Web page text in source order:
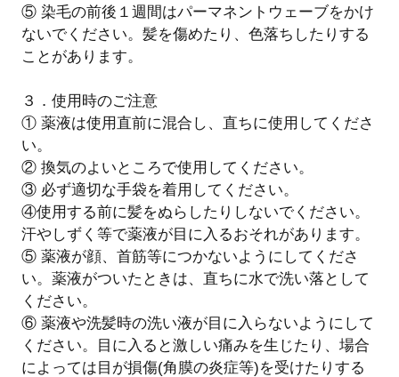
⑤ 染毛の前後１週間はパーマネントウェーブをかけ
ないでください。髪を傷めたり、色落ちしたりする
ことがあります。
３．使用時のご注意
① 薬液は使用直前に混合し、直ちに使用してくださ
い。
② 換気のよいところで使用してください。
③ 必ず適切な手袋を着用してください。
④使用する前に髪をぬらしたりしないでください。
汗やしずく等で薬液が目に入るおそれがあります。
⑤ 薬液が顔、首筋等につかないようにしてくださ
い。薬液がついたときは、直ちに水で洗い落として
ください。
⑥ 薬液や洗髪時の洗い液が目に入らないようにして
ください。目に入ると激しい痛みを生じたり、場合
によっては目が損傷(角膜の炎症等)を受けたりする